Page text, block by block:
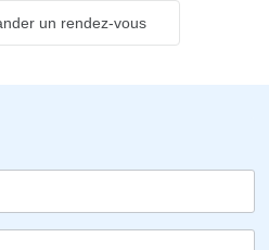
un rendez-vous